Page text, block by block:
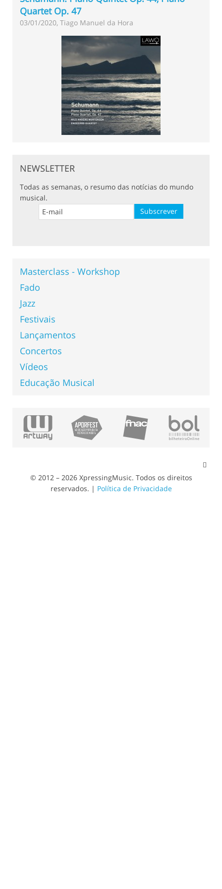
Quartet Op. 47
03/01/2020, Tiago Manuel da Hora
NEWSLETTER
Todas as semanas, o resumo das notícias do mundo
musical.
Masterclass - Workshop
Fado
Jazz
Festivais
Lançamentos
Concertos
Vídeos
Educação Musical
© 2012 – 2026 XpressingMusic. Todos os direitos
reservados. | Política de Privacidade